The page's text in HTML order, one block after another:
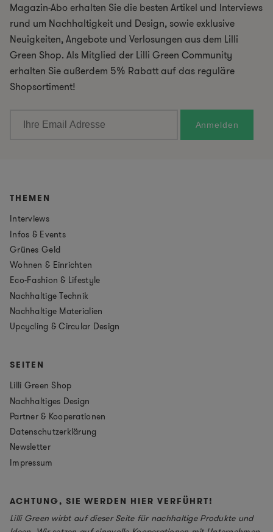
Magazin-Abo erhalten Sie die besten Artikel und Interviews
rund um Nachhaltigkeit und Design, sowie exklusive
Neuigkeiten, Angebote und Verlosungen aus dem Lilli
Green Shop. Als Mitglied der Lilli Green Community
erhalten Sie außerdem 5% Rabatt auf das reguläre
Shopsortiment!
THEMEN
Interviews
Infos & Events
Grünes Geld
Wohnen & Einrichten
Eco-Fashion & Lifestyle
Nachhaltige Technik
Nachhaltige Materialien
Upcycling & Circular Design
SEITEN
Lilli Green Shop
Nachhaltiges Design
Partner & Kooperationen
Datenschutzerklärung
Newsletter
Impressum
ACHTUNG, SIE WERDEN HIER VERFÜHRT!
Lilli Green wirbt auf dieser Seite für nachhaltige Produkte und